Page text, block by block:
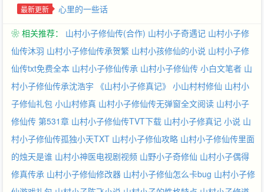
是喜欢了……本书慢热型，请耐心看下去，相信用不了多少章，大
最新更新 心里的一些话
❀ 相关推荐： 山村小子修仙传(合作) 山村小子奇遇记 山村小子修
仙传沐羽 山村小子修仙传承贺繁 山村小孩修仙的小说 山村小子修
仙传txt免费全本 山村小子修仙传承 山村小子修仙传 小白文笔者 山
村小子修仙传承沈浩宇 《山村小子修真记》 小山村村修仙 山村小
子修仙礼包 小山村修真 山村小子修仙传无弹窗全文阅读 山村小子
修仙传 第531章 山村小子修仙传TVT下载 山村小子修真记 小说 山
村小子修仙传孤独小天TXT 山村小子修仙攻略 山村小子修仙传里面
的烛天是谁 山村小神医电视剧视频 山野小子奇修仙 山村小子偶得
修真传承 山村小子修仙修改器 山村小子修仙怎么卡bug 山村小子修